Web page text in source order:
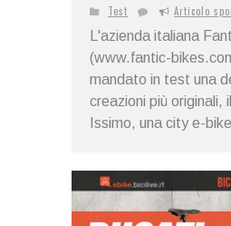
Test
Articolo
L'azienda italiana
(www.fantic-
mandato in test una
creazioni più originali,
Issimo, una city e-